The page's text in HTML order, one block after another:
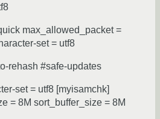
max_allowed_packet =
set = utf8
rehash #safe-updates
set = utf8 [myisamchk]
= 8M sort_buffer_size = 8M